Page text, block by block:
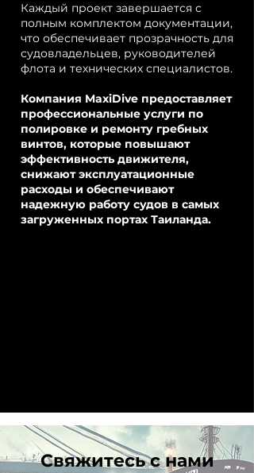
Каждый проект завершается с
полным комплектом документации,
что обеспечивает прозрачность для
судовладельцев, руководителей
флота и технических специалистов.
Компания MaxiDive предоставляет
профессиональные услуги по
полировке и ремонту гребных
винтов, которые повышают
эффективность движителя,
снижают эксплуатационные
расходы и обеспечивают
надежную работу судов в самых
загруженных портах Таиланда.
Свяжитесь с нами